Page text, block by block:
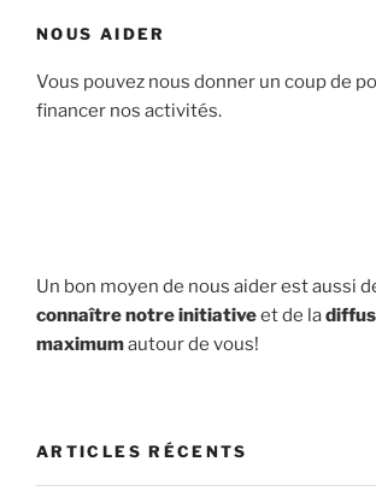
NOUS AIDER
Vous pouvez nous donner un coup de
financer nos activités.
Un bon moyen de nous aider est aussi
connaître notre initiativeet de la
maximumautour de vous!
ARTICLES RÉCENTS